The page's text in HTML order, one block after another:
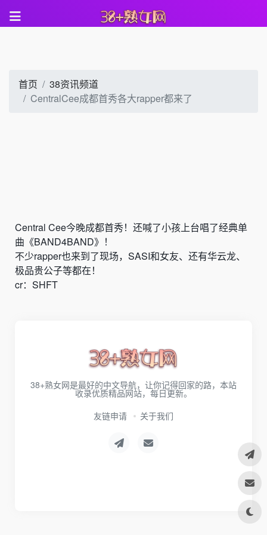
首页
38资讯频道
CentralCee成都首秀各大rapper都来了
Central Cee今晚成都首秀！还喊了小孩上台唱了经典单
曲《BAND4BAND》！
不少rapper也来到了现场，SASI和女友、还有华云龙、
极品贵公子等都在！
cr：SHFT
38+熟女网是最好的中文导航，让你记得回家的路，本站
收录优质精品网站，每日更新。
友链申请
关于我们